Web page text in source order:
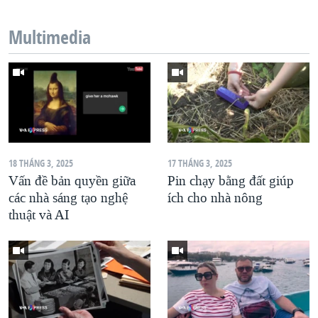
Multimedia
18 THÁNG 3, 2025
Vấn đề bản quyền giữa
các nhà sáng tạo nghệ
thuật và AI
17 THÁNG 3, 2025
Pin chạy bằng đất giúp
ích cho nhà nông